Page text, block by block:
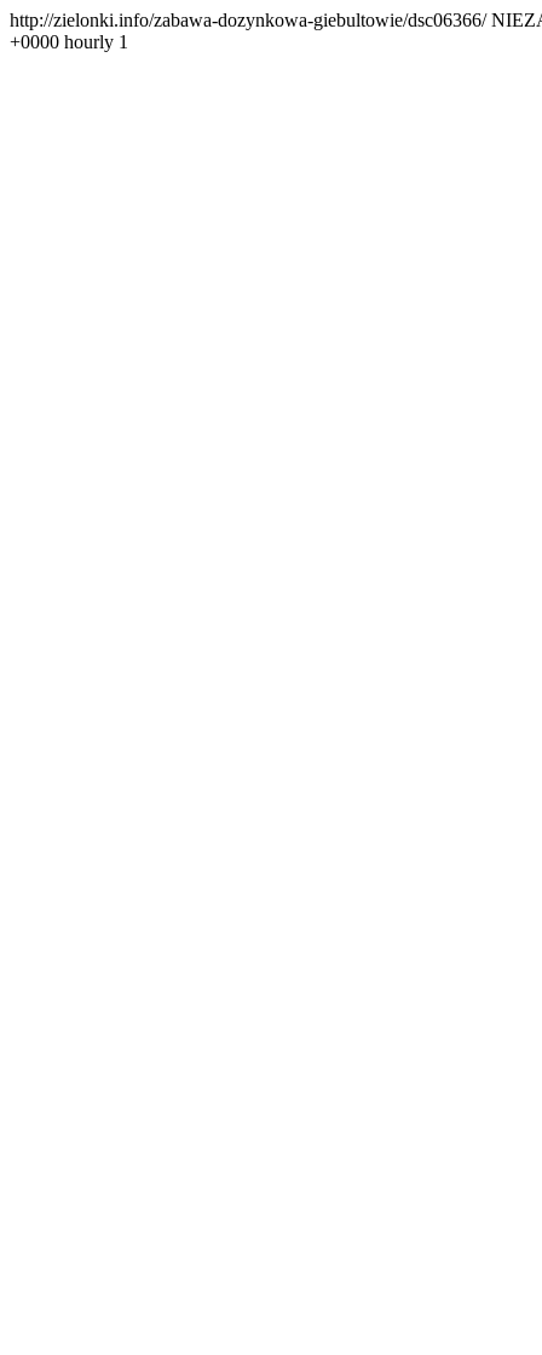
http://zielonki.info/zabawa-dozynkowa-giebultowie/dsc06366/
+0000 hourly 1